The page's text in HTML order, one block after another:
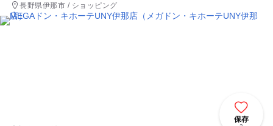
長野県伊那市 / ショッピング
保存